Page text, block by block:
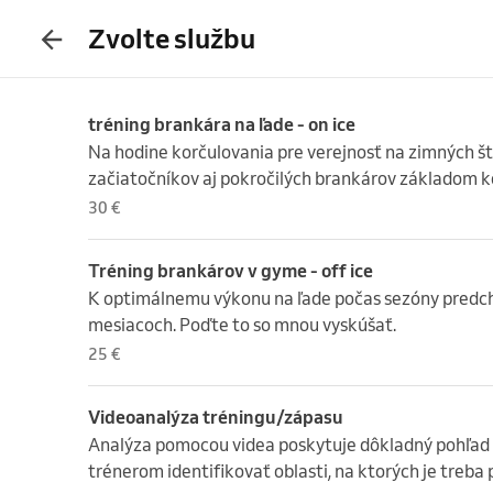
Zvolte službu
tréning brankára na ľade - on ice
Na hodine korčulovania pre verejnosť na zimných
začiatočníkov aj pokročilých brankárov základom
30 €
Tréning brankárov v gyme - off ice
K optimálnemu výkonu na ľade počas sezóny
mesiacoch. Poďte to so mnou vyskúšať.
25 €
Videoanalýza tréningu/zápasu
Analýza pomocou videa poskytuje dôkladný
trénerom identifikovať oblasti, na ktorých je treba